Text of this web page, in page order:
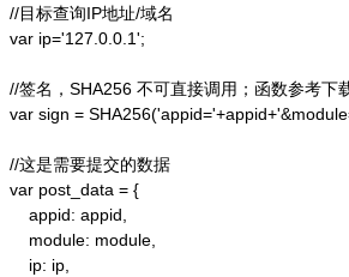
//目标查询IP地址/域名
var ip='127.0.0.1';
//签名，SHA256 不可直接调用；函数参考
var sign =
//这是需要提交的数据
var post_data = {
    appid: appid,
    module: module,
    ip: ip,